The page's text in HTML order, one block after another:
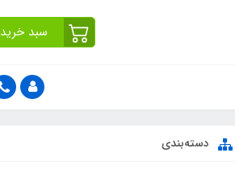
سبد خرید
دسته‌بندی